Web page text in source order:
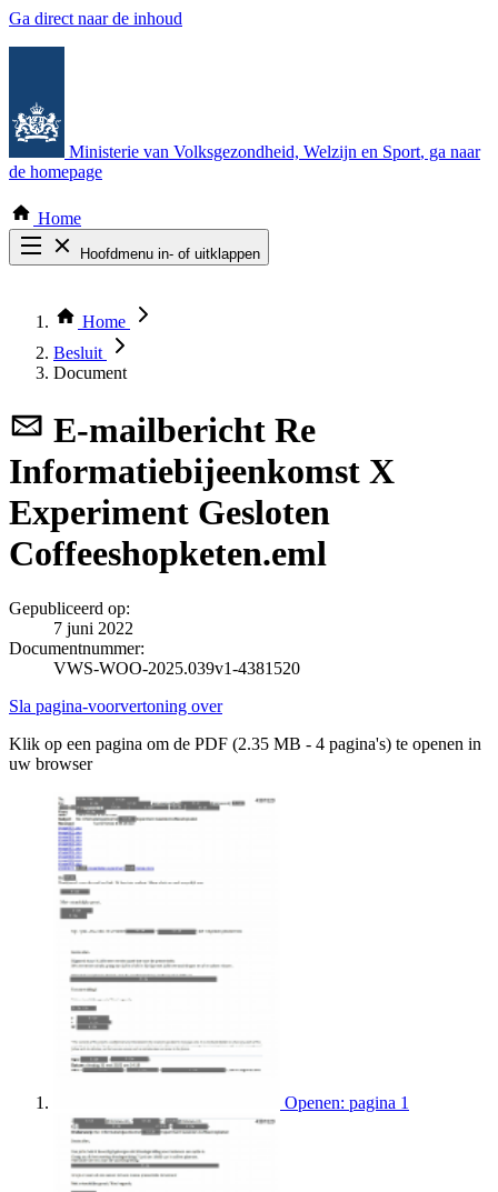
Ga direct naar de inhoud
Ministerie van Volksgezondheid, Welzijn en Sport, ga naar
de homepage
Home
Hoofdmenu in- of uitklappen
Thema COVID-19
Bekijk per bestuursorgaan
Home
Besluit
Document
E-mailbericht Re
Informatiebijeenkomst X
Experiment Gesloten
Coffeeshopketen.eml
Gepubliceerd op:
7 juni 2022
Documentnummer:
VWS-WOO-2025.039v1-4381520
Sla pagina-voorvertoning over
Klik op een pagina om de PDF (2.35 MB - 4 pagina's) te openen in
uw browser
Openen: pagina 1